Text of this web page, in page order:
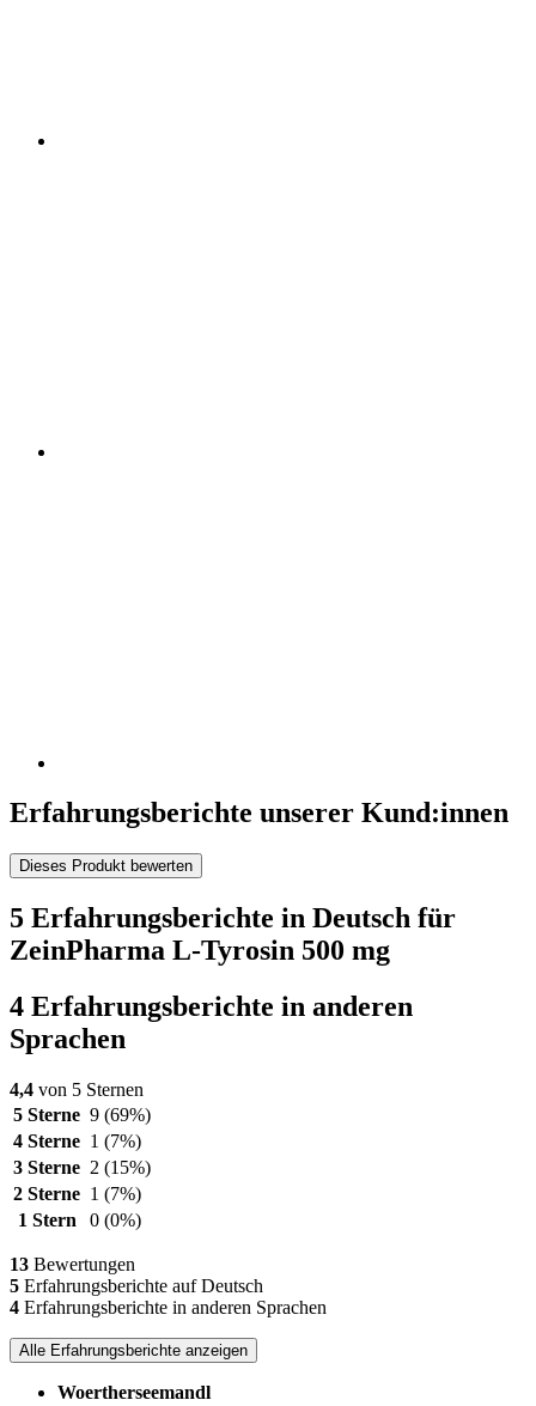
Erfahrungsberichte unserer Kund:innen
Dieses Produkt bewerten
5 Erfahrungsberichte in Deutsch für
ZeinPharma L-Tyrosin 500 mg
4 Erfahrungsberichte in anderen
Sprachen
4,4 von 5 Sternen
5 Sterne 9 (69%)
4 Sterne 1 (7%)
3 Sterne 2 (15%)
2 Sterne 1 (7%)
1 Stern
0 (0%)
13 Bewertungen
5 Erfahrungsberichte auf Deutsch
4 Erfahrungsberichte in anderen Sprachen
Alle Erfahrungsberichte anzeigen
Woertherseemandl